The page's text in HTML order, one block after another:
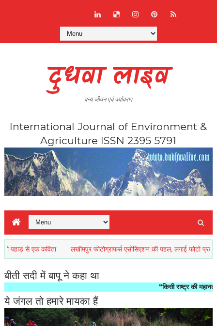
दुधवा लाइव
वन्य जीवन एवं पर्यावरण
International Journal of Environment &
Agriculture ISSN 2395 5791
से एक कविता लखीमपुर फोटोग्राफर्स एसोसिएशन की पहल, लगाई फोटो प्रदर्शनी
बीती सदी में बापू ने कहा था
"किसी राष्ट्र की महानता और
ये जंगल तो हमारे मायका हैं